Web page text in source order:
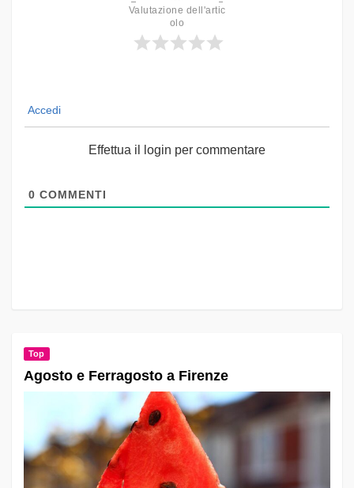
Valutazione dell'artic
olo
Accedi
Effettua il login per commentare
0 COMMENTI
Top
Agosto e Ferragosto a Firenze